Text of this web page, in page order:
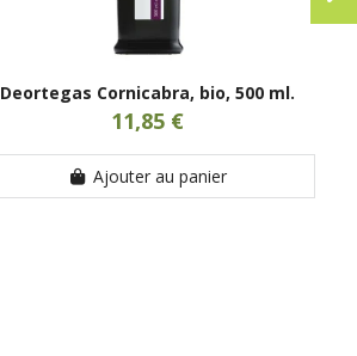
Deortegas Cornicabra, bio, 500 ml.
11,85 €
Ajouter au panier